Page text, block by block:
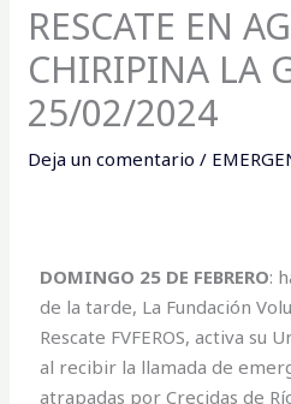
RESCATE EN
CHIRIPINA LA
25/02/2024
Deja un comentario /
DOMINGO 25 DE FEBRERO:
de la tarde, La Fundación
Rescate FVFEROS, activa su
al recibir la llamada de
atrapadas por Crecidas de